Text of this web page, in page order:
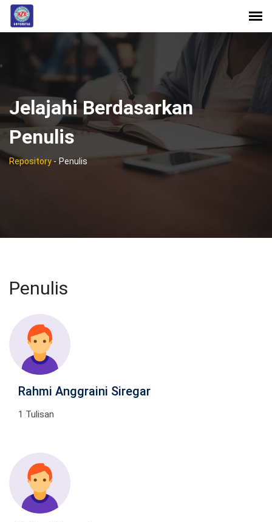
Jelajahi Berdasarkan
Penulis
Repository- Penulis
Penulis
Rahmi Anggraini Siregar
1 Tulisan